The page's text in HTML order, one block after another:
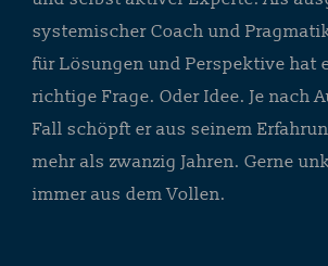
systemischer Coach und
für Lösungen und Perspektive hat
richtige Frage. Oder Idee. Je nach
Fall schöpft er aus seinem
mehr als zwanzig Jahren. Gerne
immer aus dem Vollen.